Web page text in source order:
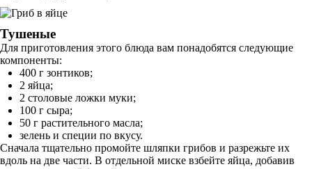
Тушеные
Для приготовления этого блюда вам понадобятся следующие
компоненты:
400 г зонтиков;
2 яйца;
2 столовые ложки муки;
100 г сыра;
50 г растительного масла;
зелень и специи по вкусу.
Сначала тщательно промойте шляпки грибов и разрежьте их
вдоль на две части. В отдельной миске взбейте яйца, добавив